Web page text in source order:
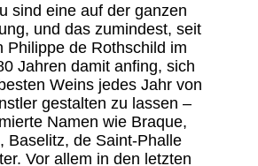
sind eine auf der ganzen
und das zumindest, seit
Philippe de Rothschild im
Jahren damit anfing, sich
Weins jedes Jahr von
gestalten zu lassen –
Namen wie Braque,
Baselitz, de Saint-Phalle
Vor allem in den letzten